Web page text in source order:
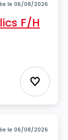
le 06/08/2026
F/H
Ajouter
le 06/08/2026